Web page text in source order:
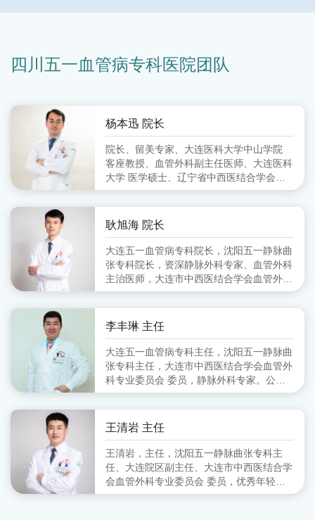
四川五一血管病专科医院团队
杨本迅 院长
院长、留美专家、大连医科大学中山学院
客座教授、血管外科副主任医师、大连医科
大学 医学硕士、辽宁省中西医结合学会周
围血管病分会 委员、大连市中西医结合学
会血管外科分会 副主任委员、大连市医师
协会血管外科分会 委员
耿旭海 院长
大连五一血管病专科院长，沈阳五一静脉曲
张专科院长，资深静脉外科专家、血管外科
主治医师，大连市中西医结合学会血管外科
专业委员会 委员,毕业于锦州医学院
李丰琳 主任
大连五一血管病专科主任，沈阳五一静脉曲
张专科主任，大连市中西医结合学会血管外
科专业委员会 委员，静脉外科专家。公立
医院从事血管外科工作十余年，擅长对下肢
静脉曲张的超声定位引导下的微创治疗。
王清岩 主任
王清岩，主任，沈阳五一静脉曲张专科主
任、大连院区副主任、大连市中西医结合学
会血管外科专业委员会 委员，优秀年轻静
脉外科专家。毕业于山东第一医科大学，三